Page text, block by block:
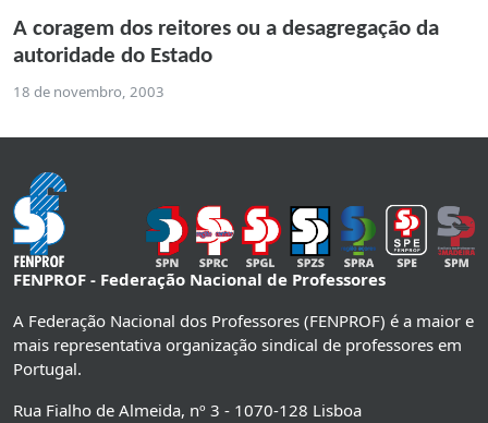
A coragem dos reitores ou a desagregação da
autoridade do Estado
18 de novembro, 2003
FENPROF - Federação Nacional de Professores
A Federação Nacional dos Professores (FENPROF) é a maior e
mais representativa organização sindical de professores em
Portugal.
Rua Fialho de Almeida, nº 3 - 1070-128 Lisboa